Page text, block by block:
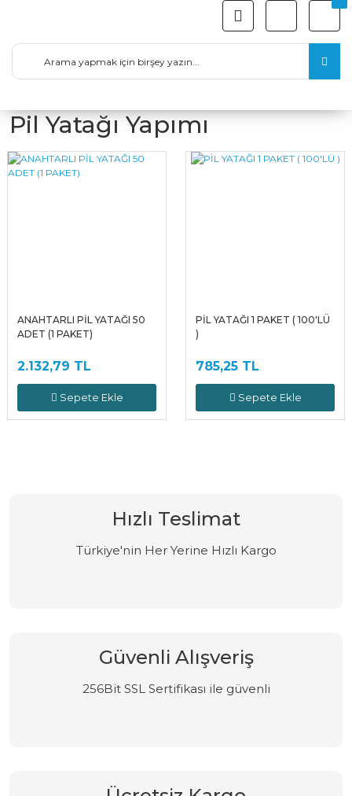
Pil Yatağı Yapımı
ANAHTARLI PİL YATAĞI 50
ADET (1 PAKET)
2.132,79 TL
Sepete Ekle
PİL YATAĞI 1 PAKET ( 100'LÜ
)
785,25 TL
Sepete Ekle
Hızlı Teslimat
Türkiye'nin Her Yerine Hızlı Kargo
Güvenli Alışveriş
256Bit SSL Sertifikası ile güvenli